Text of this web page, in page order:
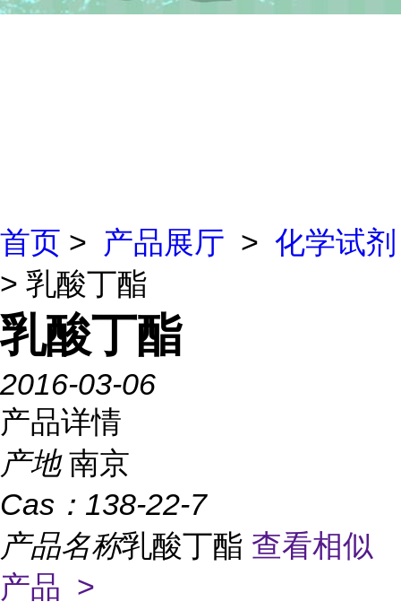
首页 > 产品展厅 > 化学试剂
> 乳酸丁酯
乳酸丁酯
2016-03-06
产品详情
产地 南京
Cas： 138-22-7
产品名称乳酸丁酯 查看相似
产品 >